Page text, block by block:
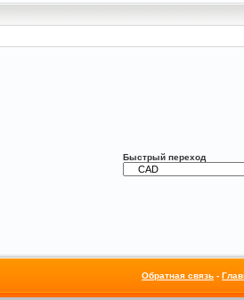
Быстрый переход
Обратная связь -